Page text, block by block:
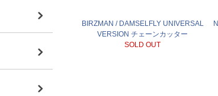
BIRZMAN / DAMSELFLY UNIVERSAL
VERSION チェーンカッター
SOLD OUT